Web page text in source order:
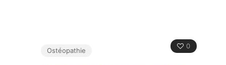
0
Ostéopathie